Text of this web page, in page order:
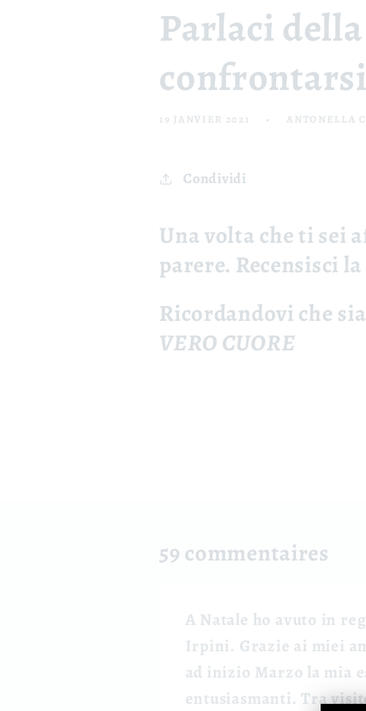
Parlaci
confrontarsi
19 JANVIER 2021 ANTONELLA
Condividi
Una volta che ti sei
parere. Recensisci
Ricordandovi che
VERO CUORE
59 commentaires
A Natale ho avuto in
Irpini. Grazie ai miei
ad inizio Marzo la mia
entusiasmanti. Tra